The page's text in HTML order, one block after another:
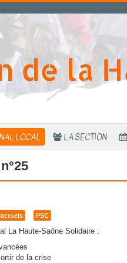
de la
LOCAL LA SECTION
PSC
La Haute-Saône Solidaire :
de la crise